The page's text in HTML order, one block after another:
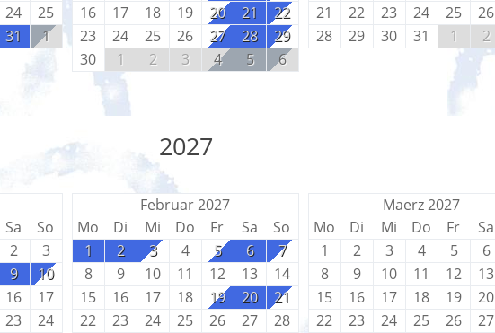
24
25
31 1
16
17 18 19 20 21
22
23
24 25 26 27 28
29
30
1 2 3 4 5 6
21
22 23 24 25 26
28
29 30 31 1 2
2027
Sa
So
2
3
9
10
16
17
23
24
Februar 2027
Mo
Di Mi Do Fr Sa
So
1
2 3 4 5 6
7
8
9 10 11 12 13
14
15
16 17 18 19 20
21
22
23 24 25 26 27
28
Maerz 2027
Mo
Di Mi Do Fr Sa
1
2 3 4 5 6
8
9 10 11 12 13
15
16 17 18 19 20
22
23 24 25 26 27